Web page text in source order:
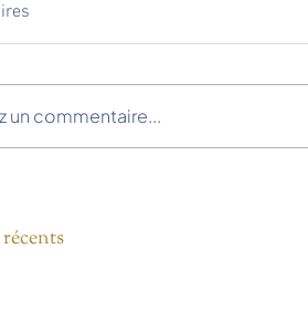
un commentaire...